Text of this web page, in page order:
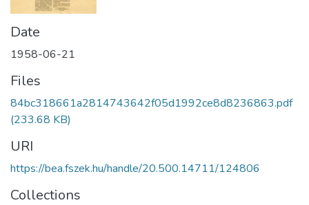
Date
1958-06-21
Files
84bc318661a2814743642f05d1992ce8d8236863.pdf
(233.68 KB)
URI
https://bea.fszek.hu/handle/20.500.14711/124806
Collections